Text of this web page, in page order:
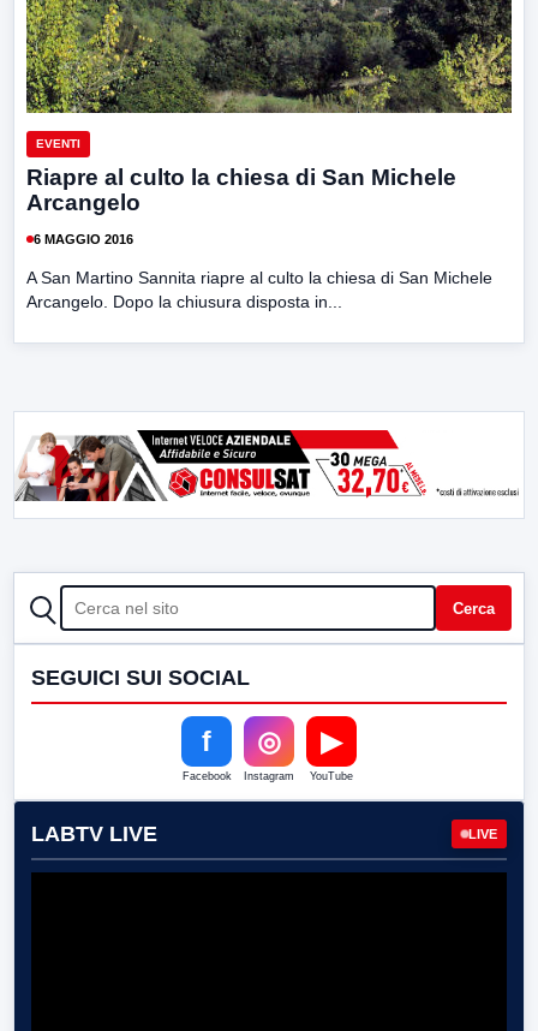
EVENTI
Riapre al culto la chiesa di San Michele
Arcangelo
6 MAGGIO 2016
A San Martino Sannita riapre al culto la chiesa di San Michele
Arcangelo. Dopo la chiusura disposta in...
CERCA Cerca
SEGUICI SUI SOCIAL
f
Facebook
◎
Instagram
▶
YouTube
LABTV LIVE LIVE